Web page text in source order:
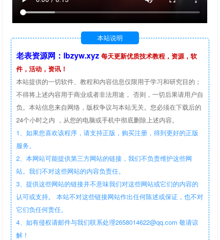
本站说明
老表资源网：lbzyw.xyz 每天更新优质技术教程，资源，软
件，活动，资讯！
本站提供的一切软件、教程和内容信息仅限用于学习和研究目的；
不得将上述内容用于商业或者非法用途， 否则，一切后果请用户自
负。本站信息来自网络，版权争议与本站无关。您必须在下载后的
24个小时之内 ，从您的电脑或手机中彻底删除上述内容。
1、如果您喜欢该程序，请支持正版，购买注册，得到更好的正版
服务。
2、本网站可能提供第三方网站的链接，我们不负责维护这些网
站。我们不对这些网站的内容负责任。
3、提供这些网站的链接并不意味我们对这些网站或它们的内容的
认可或支持。 本站不对这些链接网站作出任何陈述或保证，也不对
它们负任何责任。
4、如有侵权请邮件与我们联系处理2658014622@qq.com 敬请谅
解！